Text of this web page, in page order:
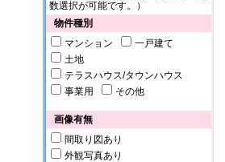
数選択が可能です。）
物件種別
マンション
一戸建て
土地
テラスハウス/タウンハウス
事業用
その他
画像有無
間取り図あり
外観写真あり